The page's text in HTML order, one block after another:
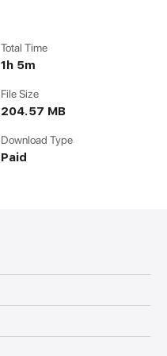
Total Time
1h 5m
File Size
204.57 MB
Download Type
Paid